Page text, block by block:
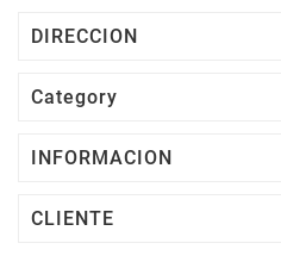
DIRECCION
Category
INFORMACION
CLIENTE